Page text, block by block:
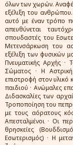
όλων των χωρών.
εξέλιξη του
αυτό με έναν τρόπο
απευθύνεται
σπουδαστές του
Μετενσάρκωση του
εξέλιξη των φυσικών
Πνευματικής Αρχής ·
Σώματος · Η
επιστροφή στον υλικό
παιδιού · Ανώμαλες
Διδασκαλίες των
Τροποποίηση του
με τους αόρατους
Απεσταλμένοι · Οι
θρησκείες
Εσωτερισμός) · Η